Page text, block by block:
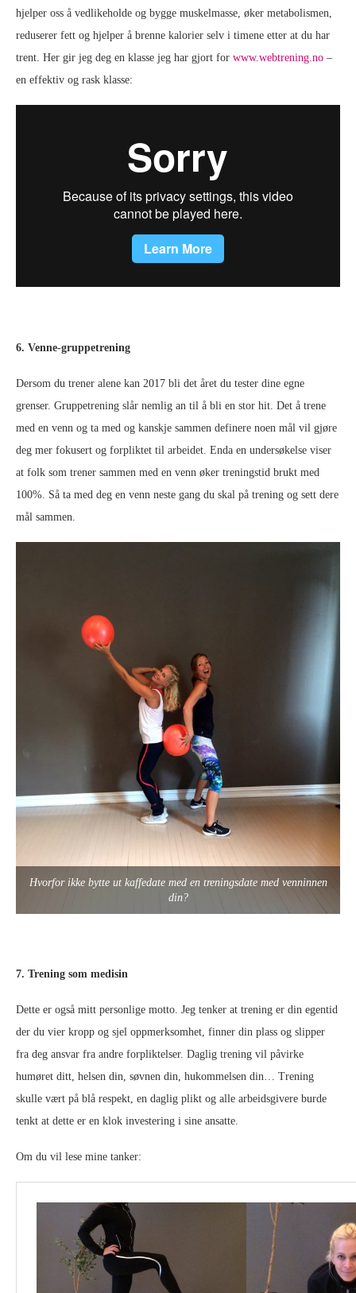
hjelper oss å vedlikeholde og bygge muskelmasse, øker metabolismen,
reduserer fett og hjelper å brenne kalorier selv i timene etter at du har
trent. Her gir jeg deg en klasse jeg har gjort for www.webtrening.no –
en effektiv og rask klasse:
6. Venne-gruppetrening
Dersom du trener alene kan 2017 bli det året du tester dine egne
grenser. Gruppetrening slår nemlig an til å bli en stor hit. Det å trene
med en venn og ta med og kanskje sammen definere noen mål vil gjøre
deg mer fokusert og forpliktet til arbeidet. Enda en undersøkelse viser
at folk som trener sammen med en venn øker treningstid brukt med
100%. Så ta med deg en venn neste gang du skal på trening og sett dere
mål sammen.
Hvorfor ikke bytte ut kaffedate med en treningsdate med venninnen
din?
7. Trening som medisin
Dette er også mitt personlige motto. Jeg tenker at trening er din egentid
der du vier kropp og sjel oppmerksomhet, finner din plass og slipper
fra deg ansvar fra andre forpliktelser. Daglig trening vil påvirke
humøret ditt, helsen din, søvnen din, hukommelsen din… Trening
skulle vært på blå respekt, en daglig plikt og alle arbeidsgivere burde
tenkt at dette er en klok investering i sine ansatte.
Om du vil lese mine tanker: